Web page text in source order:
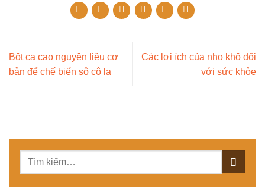
Bột ca cao nguyên liệu cơ
bản để chế biến sô cô la
Các lợi ích của nho khô đối
với sức khỏe